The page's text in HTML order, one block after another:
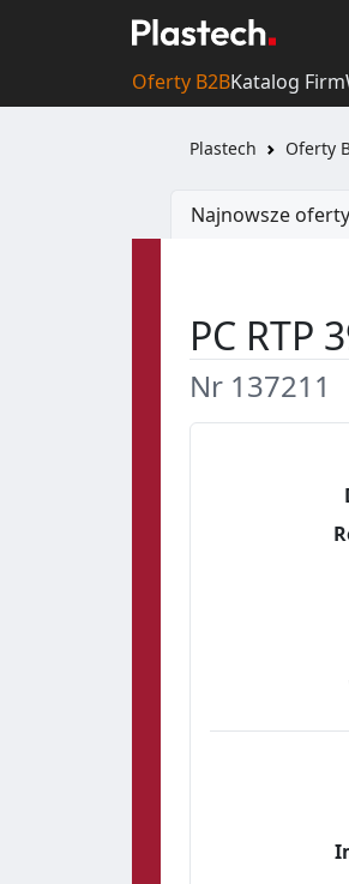
Oferty B2BKatalog Firm
Plastech Oferty
Najnowsze oferty
PC RTP
Nr 137211